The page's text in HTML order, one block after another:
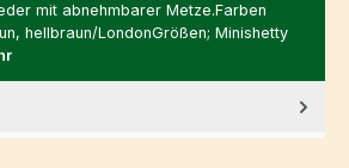
mit abnehmbarer Metze.Farben
hellbraun/LondonGrößen; Minishetty